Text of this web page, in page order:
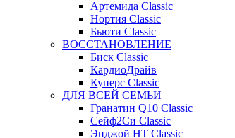
Артемида Classic
Нортия Classic
Бьюти Classic
ВОССТАНОВЛЕНИЕ
Биск Classic
КардиоДрайв
Куперс Classic
ДЛЯ ВСЕЙ СЕМЬИ
Гранатин Q10 Classic
Сейф2Си Classic
Энджой НТ Classic